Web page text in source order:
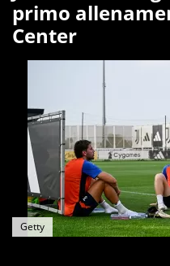
primo
Center
Getty